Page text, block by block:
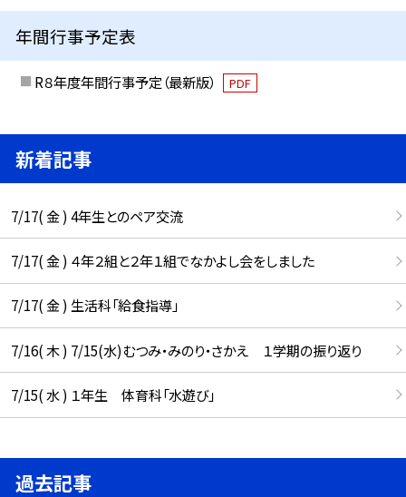
年間行事予定表
R８年度年間行事予定（最新版） PDF
新着記事
7/17( 金 ) 4年生とのペア交流
7/17( 金 ) ４年２組と２年１組でなかよし会をしました
7/17( 金 ) 生活科「給食指導」
7/16( 木 ) 7/15(水)むつみ・みのり・さかえ １学期の振り返り
7/15( 水 ) １年生 体育科「水遊び」
過去記事